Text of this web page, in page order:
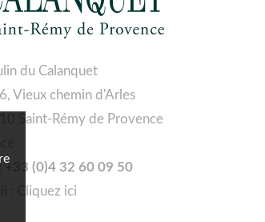
du Calanquet
Vieux chemin d'Arles
Saint-Rémy de Provence
: +33 (0)4 32 60 09 50
Cliquez ici